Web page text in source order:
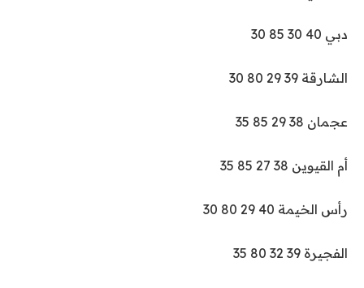
دبي 40 30 85 30
الشارقة 39 29 80 30
عجمان 38 29 85 35
أم القيوين 38 27 85 35
رأس الخيمة 40 29 80 30
الفجيرة 39 32 80 35